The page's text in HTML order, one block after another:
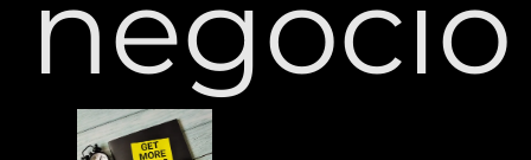
negocio